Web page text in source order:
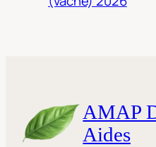
AMAP
Aides